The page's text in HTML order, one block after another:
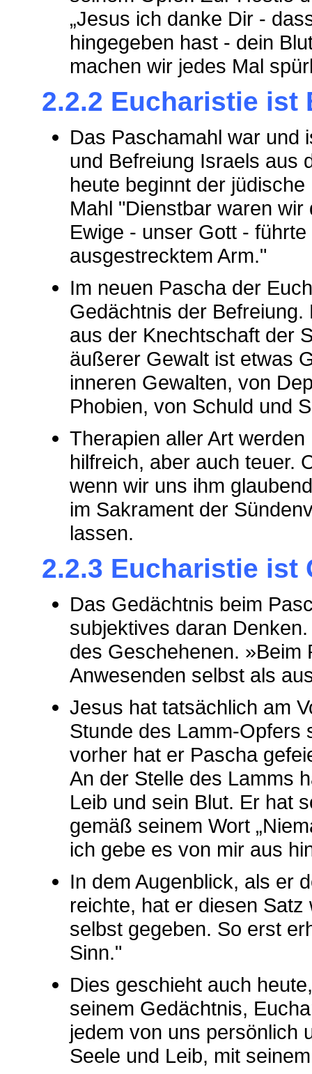
„Jesus ich danke Dir -
hingegeben hast - dein
machen wir jedes Mal
2.2.2 Eucharistie ist
Das Paschamahl war und
und Befreiung Israels aus
heute beginnt der
Mahl "Dienstbar waren
Ewige - unser Gott -
ausgestrecktem Arm."
Im neuen Pascha der
Gedächtnis der
aus der Knechtschaft der
äußerer Gewalt ist etwas
inneren Gewalten, von
Phobien, von Schuld und
Therapien aller Art
hilfreich, aber auch teuer.
wenn wir uns ihm
im Sakrament der
lassen.
2.2.3 Eucharistie ist
Das Gedächtnis beim
subjektives daran
des Geschehenen. »Beim
Anwesenden selbst als
Jesus hat tatsächlich am
Stunde des Lamm-Opfers
vorher hat er Pascha
An der Stelle des Lamms
Leib und sein Blut. Er hat
gemäß seinem Wort
ich gebe es von mir aus
In dem Augenblick, als er
reichte, hat er diesen
selbst gegeben. So erst
Sinn."
Dies geschieht auch
seinem Gedächtnis,
jedem von uns persönlich
Seele und Leib, mit